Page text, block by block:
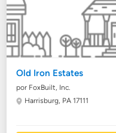
Old Iron Estates
por FoxBuilt, Inc.
Harrisburg, PA 17111